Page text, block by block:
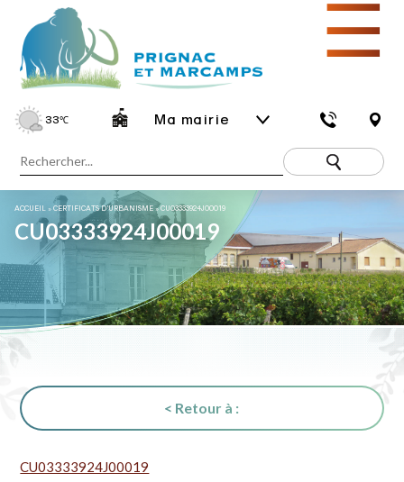
33℃ Ma mairie
☰
ACCUEIL »CERTIFICATS D’URBANISME»CU03333924J00019
CU03333924J00019
< Retour à :
CU03333924J00019